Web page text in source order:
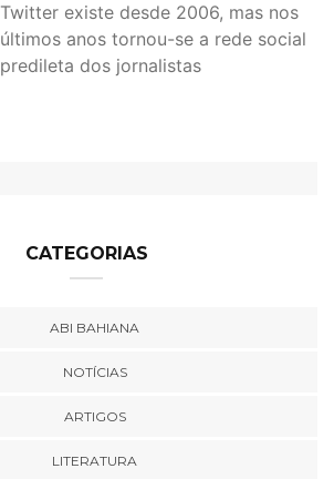
Twitter existe desde 2006, mas nos
últimos anos tornou-se a rede social
predileta dos jornalistas
CATEGORIAS
ABI BAHIANA
NOTÍCIAS
ARTIGOS
LITERATURA